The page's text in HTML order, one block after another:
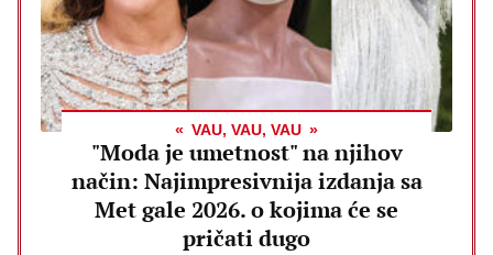
VAU, VAU, VAU
"Moda je umetnost" na njihov
način: Najimpresivnija izdanja sa
Met gale 2026. o kojima će se
pričati dugo